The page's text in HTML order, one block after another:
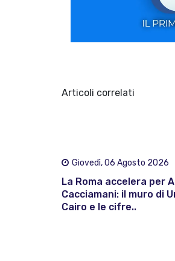
Articoli correlati
Giovedì, 06 Agosto 2026
La Roma accelera per
Cacciamani: il muro di
Cairo e le cifre..